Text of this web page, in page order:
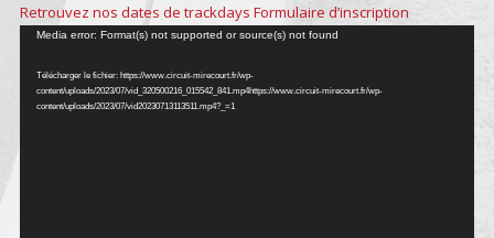
Retrouvez nos dates de trackdays Formulaire d’inscription
Lecteur
Media error: Format(s) not supported or source(s) not found
Télécharger le fichier: https://www.circuit-mirecourt.fr/wp-
content/uploads/2023/07/vid_320500216_015542_841.mp4https://www.circuit-mirecourt.fr/wp-
content/uploads/2023/07/vid20230713113511.mp4?_=1